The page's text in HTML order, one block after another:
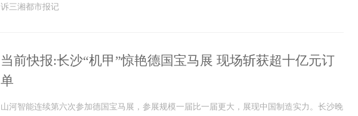
诉三湘都市报记
当前快报:长沙“机甲”惊艳德国宝马展 现场斩获超十亿元订
单
山河智能连续第六次参加德国宝马展，参展规模一届比一届更大，展现中国制造实力。长沙晚